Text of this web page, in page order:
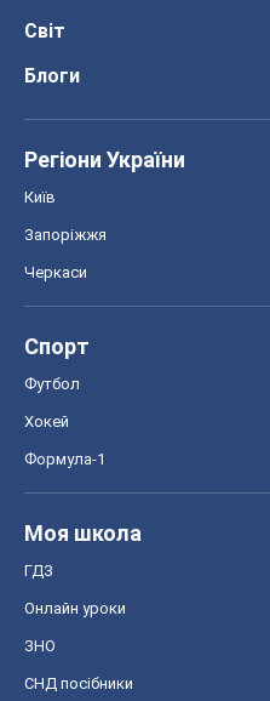
Світ
Блоги
Регіони України
Київ
Запоріжжя
Черкаси
Спорт
Футбол
Хокей
Формула-1
Моя школа
ГДЗ
Онлайн уроки
ЗНО
СНД посібники